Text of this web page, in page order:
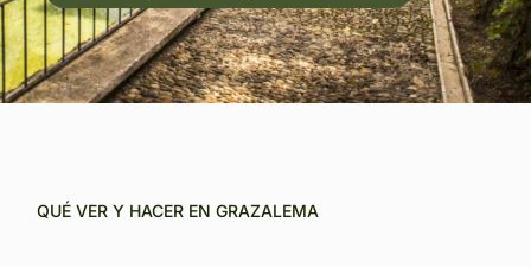
QUÉ VER Y HACER EN GRAZALEMA